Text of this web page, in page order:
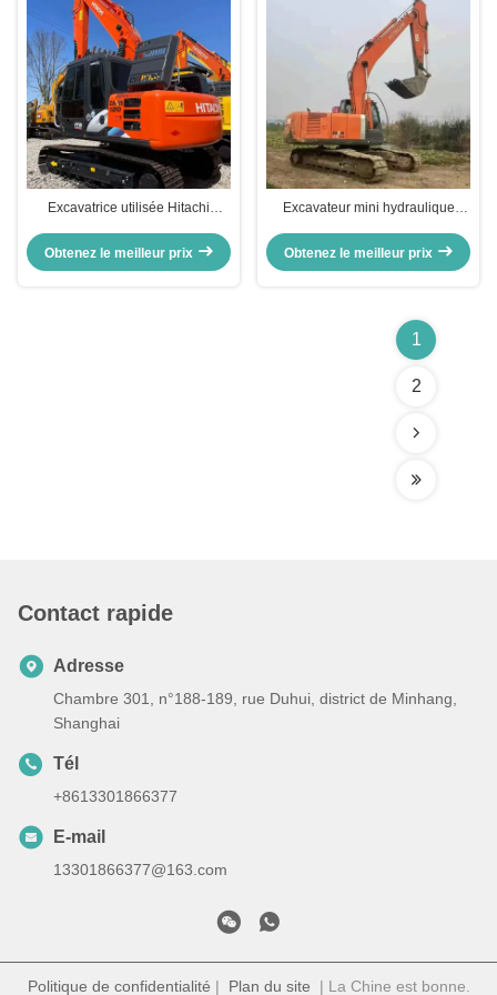
Excavatrice utilisée Hitachi
urbaine
Obtenez le meilleur prix
Excavateur mini hydraulique
démolition
Obtenez le meilleur prix
1
2
Contact rapide
Adresse
Chambre 301, n°188-189, rue Duhui, district de Minhang,
Shanghai
Tél
+8613301866377
E-mail
13301866377@163.com
Politique de confidentialité | Plan du site | La Chine est bonne.